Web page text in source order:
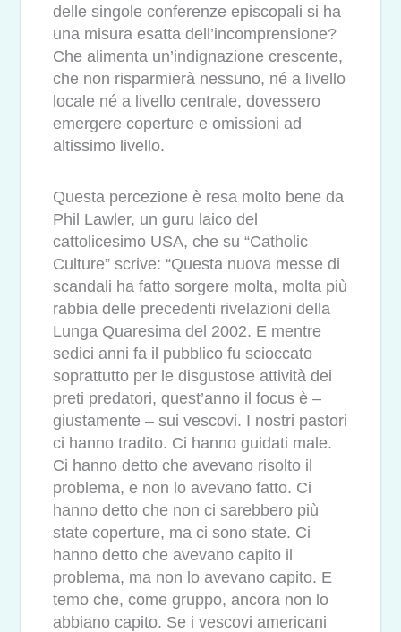
delle singole conferenze episcopali si ha
una misura esatta dell’incomprensione?
Che alimenta un’indignazione crescente,
che non risparmierà nessuno, né a livello
locale né a livello centrale, dovessero
emergere coperture e omissioni ad
altissimo livello.
Questa percezione è resa molto bene da
Phil Lawler, un guru laico del
cattolicesimo USA, che su “Catholic
Culture” scrive: “Questa nuova messe di
scandali ha fatto sorgere molta, molta più
rabbia delle precedenti rivelazioni della
Lunga Quaresima del 2002. E mentre
sedici anni fa il pubblico fu scioccato
soprattutto per le disgustose attività dei
preti predatori, quest’anno il focus è –
giustamente – sui vescovi. I nostri pastori
ci hanno tradito. Ci hanno guidati male.
Ci hanno detto che avevano risolto il
problema, e non lo avevano fatto. Ci
hanno detto che non ci sarebbero più
state coperture, ma ci sono state. Ci
hanno detto che avevano capito il
problema, ma non lo avevano capito. E
temo che, come gruppo, ancora non lo
abbiano capito. Se i vescovi americani